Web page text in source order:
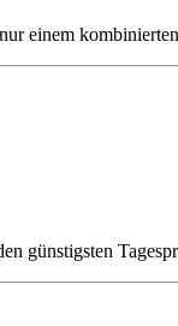
einem
günstigsten